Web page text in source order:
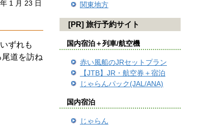
1 月 23 日
ずれも
道を訪ね
関東地方
[PR] 旅行予約サイト
国内宿泊＋列車/航空機
赤い風船のJRセットプラン
【JTB】JR・航空券＋宿泊
じゃらんパック(JAL/ANA)
国内宿泊
じゃらん